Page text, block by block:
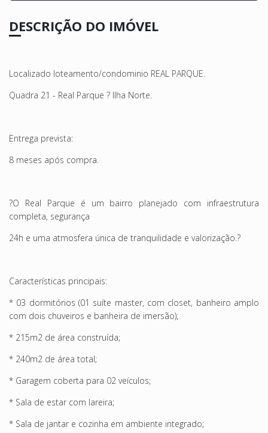
DESCRIÇÃO DO IMÓVEL
Localizado loteamento/condominio REAL PARQUE.
Quadra 21 - Real Parque ? Ilha Norte.
Entrega prevista:
8 meses após compra.
?O Real Parque é um bairro planejado com infraestrutura
completa, segurança
24h e uma atmosfera única de tranquilidade e valorização.?
Características principais:
* 03 dormitórios (01 suíte master, com closet, banheiro amplo
com dois chuveiros e banheira de imersão);
* 215m2 de área construída;
* 240m2 de área total;
* Garagem coberta para 02 veículos;
* Sala de estar com lareira;
* Sala de jantar e cozinha em ambiente integrado;